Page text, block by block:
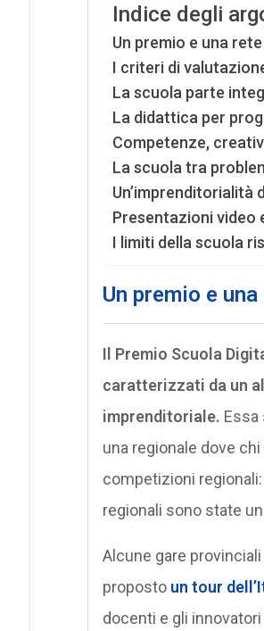
Indice degli
Un premio e una
I criteri di
La scuola parte
La didattica per
Competenze,
La scuola tra
Un’imprenditorialità
Presentazioni video
I limiti della scuola
Un premio e
Il Premio Scuola
caratterizzati da un
imprenditoriale. Essa
una regionale dove
competizioni
regionali sono state
Alcune gare
proposto un tour
docenti e gli